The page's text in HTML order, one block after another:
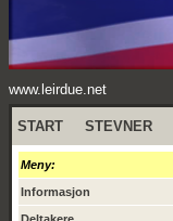
www.leirdue.net
START STEVNER
Meny:
Informasjon